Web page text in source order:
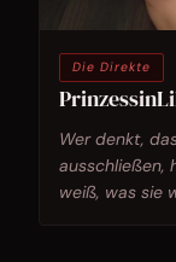
Die Direkte
Wer denkt,
ausschließen,
weiß, was sie